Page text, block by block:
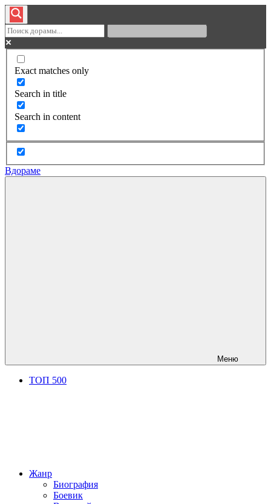
Exact matches only
Search in title
Search in content
Вдораме
Меню
ТОП 500
Жанр
Биография
Боевик